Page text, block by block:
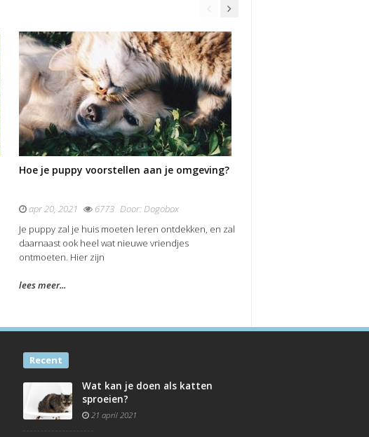
Hoe je puppy voorstellen aan je omgeving?
apr 20, 2021 6773 Door:Dogobox
Je puppy zal je huis moeten leren ontdekken, en zal
daarnaast ook heel wat nieuwe vriendjes
ontmoeten. Hier zijn
lees meer...
Recent
Wat kan je doen als katten
sproeien?
21 april 2021